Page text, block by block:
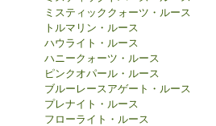
ミスティッククォーツ・ルース
トルマリン・ルース
ハウライト・ルース
ハニークォーツ・ルース
ピンクオパール・ルース
ブルーレースアゲート・ルース
プレナイト・ルース
フローライト・ルース